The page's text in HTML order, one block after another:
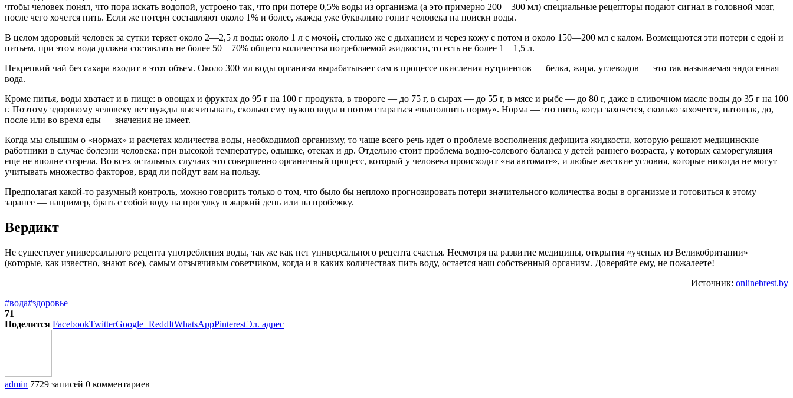
чтобы человек понял, что пора искать водопой, устроено так, что при потере 0,5% воды из организма (а это примерно 200—300 мл) специальные рецепторы подают сигнал в головной мозг,
после чего хочется пить. Если же потери составляют около 1% и более, жажда уже буквально гонит человека на поиски воды.
В целом здоровый человек за сутки теряет около 2—2,5 л воды: около 1 л с мочой, столько же с дыханием и через кожу с потом и около 150—200 мл с калом. Возмещаются эти потери с едой и
питьем, при этом вода должна составлять не более 50—70% общего количества потребляемой жидкости, то есть не более 1—1,5 л.
Некрепкий чай без сахара входит в этот объем. Около 300 мл воды организм вырабатывает сам в процессе окисления нутриентов — белка, жира, углеводов — это так называемая эндогенная
вода.
Кроме питья, воды хватает и в пище: в овощах и фруктах до 95 г на 100 г продукта, в твороге — до 75 г, в сырах — до 55 г, в мясе и рыбе — до 80 г, даже в сливочном масле воды до 35 г на 100
г. Поэтому здоровому человеку нет нужды высчитывать, сколько ему нужно воды и потом стараться «выполнить норму». Норма — это пить, когда захочется, сколько захочется, натощак, до,
после или во время еды — значения не имеет.
Когда мы слышим о «нормах» и расчетах количества воды, необходимой организму, то чаще всего речь идет о проблеме восполнения дефицита жидкости, которую решают медицинские
работники в случае болезни человека: при высокой температуре, одышке, отеках и др. Отдельно стоит проблема водно-солевого баланса у детей раннего возраста, у которых саморегуляция
еще не вполне созрела. Во всех остальных случаях это совершенно органичный процесс, который у человека происходит «на автомате», и любые жесткие условия, которые никогда не могут
учитывать множество факторов, вряд ли пойдут вам на пользу.
Предполагая какой-то разумный контроль, можно говорить только о том, что было бы неплохо прогнозировать потери значительного количества воды в организме и готовиться к этому
заранее — например, брать с собой воду на прогулку в жаркий день или на пробежку.
Вердикт
Не существует универсального рецепта употребления воды, так же как нет универсального рецепта счастья. Несмотря на развитие медицины, открытия «ученых из Великобритании»
(которые, как известно, знают все), самым отзывчивым советчиком, когда и в каких количествах пить воду, остается наш собственный организм. Доверяйте ему, не пожалеете!
Источник: onlinebrest.by
#вода#здоровье
71
Поделится FacebookTwitterGoogle+ReddItWhatsAppPinterestЭл. адрес
admin 7729 записей 0 комментариев